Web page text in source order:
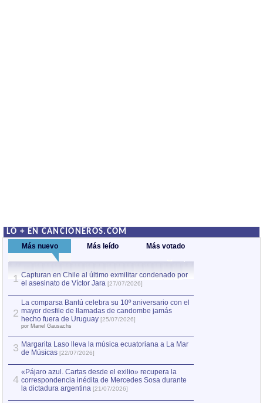
LO + EN CANCIONEROS.COM
Más nuevo Más leído Más votado
1 Capturan en Chile al último exmilitar condenado por
el asesinato de Víctor Jara [27/07/2026]
2
La comparsa Bantú celebra su 10º aniversario con el
mayor desfile de llamadas de candombe jamás
hecho fuera de Uruguay [25/07/2026]
por Manel Gausachs
3 Margarita Laso lleva la música ecuatoriana a La Mar
de Músicas [22/07/2026]
4
«Pájaro azul. Cartas desde el exilio» recupera la
correspondencia inédita de Mercedes Sosa durante
la dictadura argentina [21/07/2026]